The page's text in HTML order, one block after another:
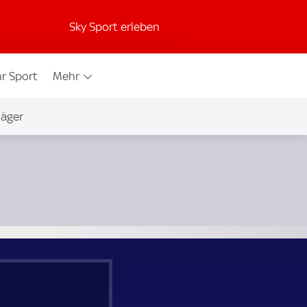
Sky Sport erleben
Sport Mehr